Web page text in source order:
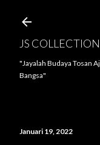
JS
"Jayalah Budaya Tosan
Bangsa"
Januari 19, 2022